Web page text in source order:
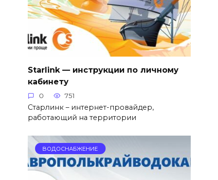
Starlink — инструкции по личному
кабинету
0 751
Старлинк – интернет-провайдер,
работающий на территории
ВОДОСНАБЖЕНИЕ